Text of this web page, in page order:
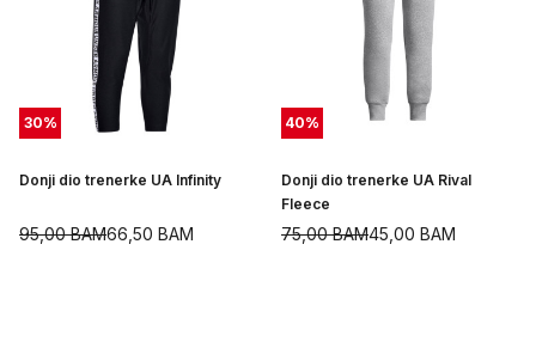
30%
Donji dio trenerke UA Infinity
66,50 BAM
95,00BAM
40%
Donji dio trenerke UA Rival
Fleece
45,00 BAM
75,00BAM